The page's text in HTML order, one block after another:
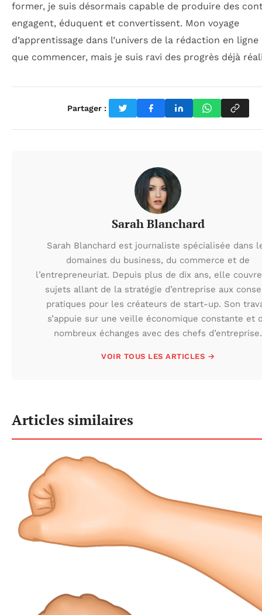
former, je suis désormais capable de produire des
engagent, éduquent et convertissent. Mon voyage
d’apprentissage dans l’univers de la rédaction en
que commencer, mais je suis ravi des progrès déjà
Partager :
Sarah Blanchard
Sarah Blanchard est journaliste spécialisée dans
domaines du business, du commerce et de
l’entrepreneuriat. Depuis plus de dix ans, elle
sujets allant de la stratégie d’entreprise aux
pratiques pour les créateurs de start-up. Son
s’appuie sur une veille économique constante et
nombreux échanges avec des chefs d’entreprise.
VOIR TOUS LES ARTICLES →
Articles similaires